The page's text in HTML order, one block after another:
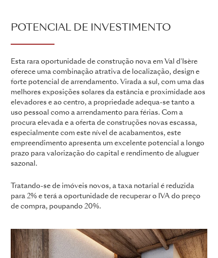
POTENCIAL DE INVESTIMENTO
Esta rara oportunidade de construção nova em Val d'Isère
oferece uma combinação atrativa de localização, design e
forte potencial de arrendamento. Virada a sul, com uma das
melhores exposições solares da estância e proximidade aos
elevadores e ao centro, a propriedade adequa-se tanto a
uso pessoal como a arrendamento para férias. Com a
procura elevada e a oferta de construções novas escassa,
especialmente com este nível de acabamentos, este
empreendimento apresenta um excelente potencial a longo
prazo para valorização do capital e rendimento de aluguer
sazonal.
Tratando-se de imóveis novos, a taxa notarial é reduzida
para 2% e terá a oportunidade de recuperar o IVA do preço
de compra, poupando 20%.